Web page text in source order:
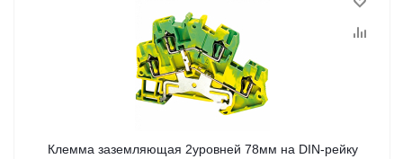
Клемма заземляющая 2уровней 78мм на DIN-рейку